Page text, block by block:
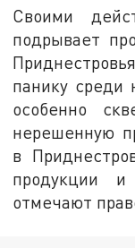
Своими
подрывает
панику среди
особенно
нерешенную
в
продукции и
отмечают